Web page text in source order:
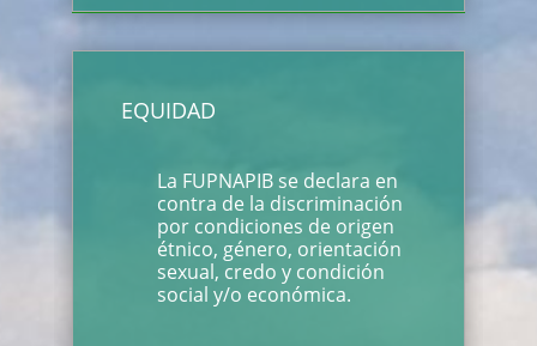
EQUIDAD
La FUPNAPIB se declara en
contra de la discriminación
por condiciones de origen
étnico, género, orientación
sexual, credo y condición
social y/o económica.